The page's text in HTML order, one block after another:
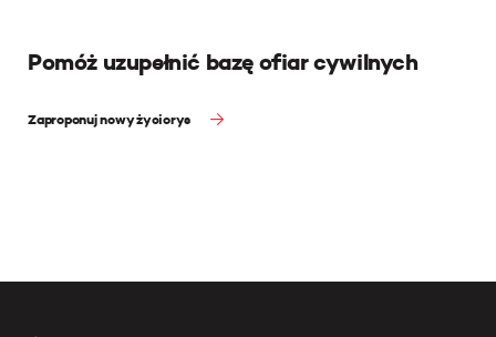
Pomóż uzupełnić bazę ofiar cywilnych
Zaproponuj nowy życiorys